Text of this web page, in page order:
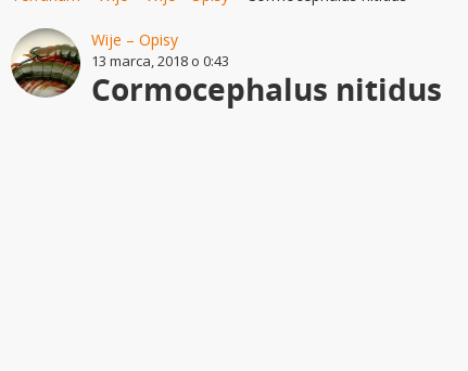
Wije – Opisy
13 marca, 2018 o 0:43
Cormocephalus nitidus